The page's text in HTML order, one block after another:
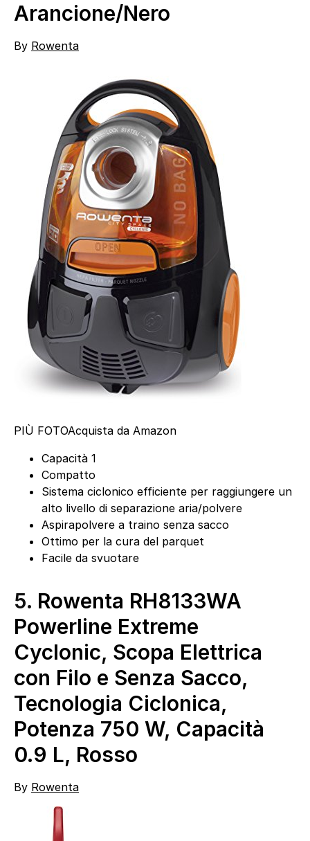
Arancione/Nero
By Rowenta
PIÙ FOTOAcquista da Amazon
Capacità 1
Compatto
Sistema ciclonico efficiente per raggiungere un
alto livello di separazione aria/polvere
Aspirapolvere a traino senza sacco
Ottimo per la cura del parquet
Facile da svuotare
5. Rowenta RH8133WA
Powerline Extreme
Cyclonic, Scopa Elettrica
con Filo e Senza Sacco,
Tecnologia Ciclonica,
Potenza 750 W, Capacità
0.9 L, Rosso
By Rowenta